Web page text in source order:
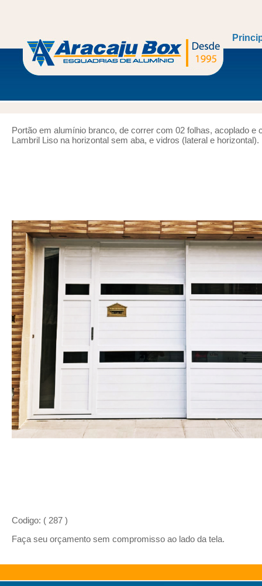
Portão em alumínio branco, de correr com 02 folhas, acoplado e
Lambril Liso na horizontal sem aba, e vidros (lateral e horizontal).
Codigo: ( 287 )
Faça seu orçamento sem compromisso ao lado da tela.